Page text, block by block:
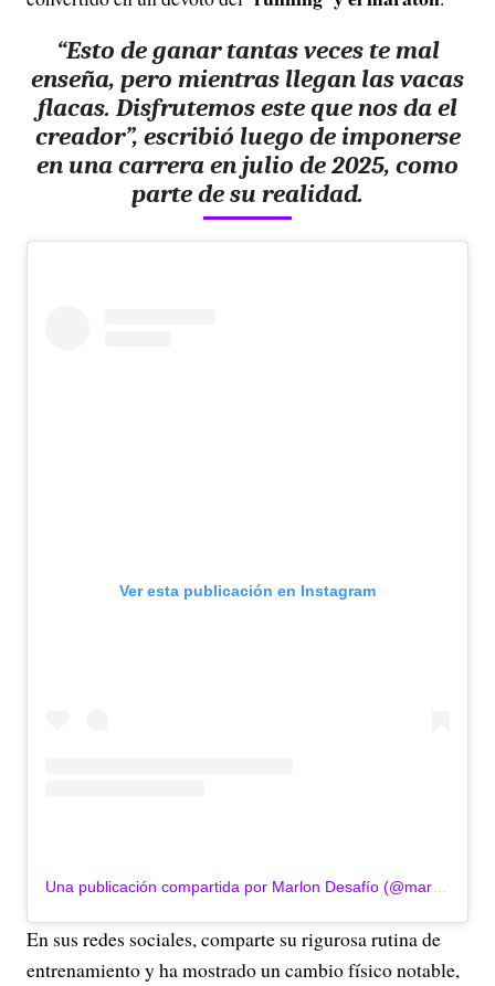
“Esto de ganar tantas veces te mal
enseña, pero mientras llegan las vacas
flacas. Disfrutemos este que nos da el
creador”, escribió luego de imponerse
en una carrera en julio de 2025, como
parte de su realidad.
Ver esta publicación en Instagram
En sus redes sociales, comparte su rigurosa rutina de
entrenamiento y ha mostrado un cambio físico notable,